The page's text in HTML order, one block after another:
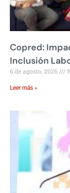
Copred:
Inclusión
6 de agosto, 2026
Leer más »